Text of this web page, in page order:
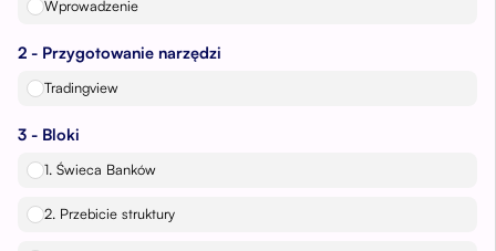
Wprowadzenie
2 - Przygotowanie narzędzi
Tradingview
3 - Bloki
1. Świeca Banków
2. Przebicie struktury